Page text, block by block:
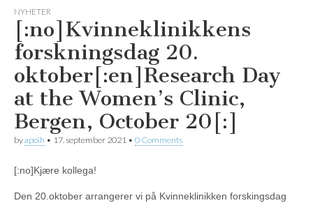
K2 Nytt
NYHETER
[:no]Kvinneklinikkens
forskningsdag 20.
oktober[:en]Research Day
at the Women’s Clinic,
Bergen, October 20[:]
byapoih • 17. september 2021 • 0 Comments
[:no]Kjære kollega!
Den 20.oktober arrangerer vi på Kvinneklinikken forskingsdag